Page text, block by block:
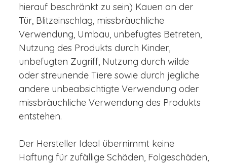
hierauf beschränkt zu sein) Kauen an der
Tür, Blitzeinschlag, missbräuchliche
Verwendung, Umbau, unbefugtes Betreten,
Nutzung des Produkts durch Kinder,
unbefugten Zugriff, Nutzung durch wilde
oder streunende Tiere sowie durch jegliche
andere unbeabsichtigte Verwendung oder
missbräuchliche Verwendung des Produkts
entstehen.
Der Hersteller Ideal übernimmt keine
Haftung für zufällige Schäden, Folgeschäden,